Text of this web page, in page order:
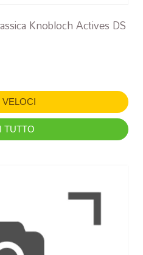
Knobloch Actives DS
VELOCI
TUTTO